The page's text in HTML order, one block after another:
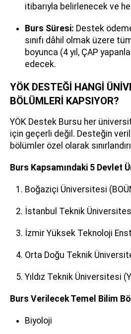
itibarıyla belirlenecek ve
Burs Süresi: Destek
sınıfı dâhil olmak üzere
boyunca (4 yıl, ÇAP
edecek.
YÖK DESTEĞİ HANGİ
BÖLÜMLERİ KAPSIYOR?
YÖK Destek Bursu her
için geçerli değil. Desteğin
bölümler özel olarak
Burs Kapsamındaki 5 Devlet
Boğaziçi Üniversitesi
İstanbul Teknik
İzmir Yüksek Teknoloji
Orta Doğu Teknik
Yıldız Teknik Üniversitesi
Burs Verilecek Temel Bilim
Biyoloji